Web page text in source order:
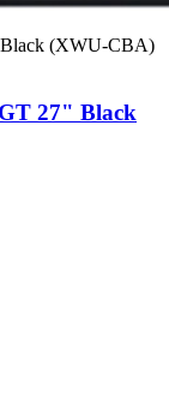
(XWU-CBA)
27" Black